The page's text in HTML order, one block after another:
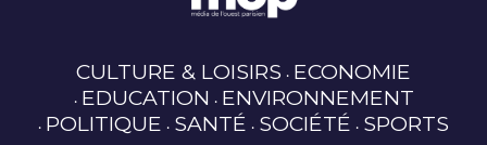
CULTURE & LOISIRS ECONOMIE
EDUCATION ENVIRONNEMENT
POLITIQUE SANTÉ SOCIÉTÉ SPORTS